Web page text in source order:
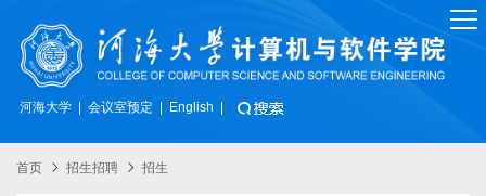
河海大学 会议室预定 English
首页 招生招聘 招生